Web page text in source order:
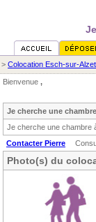
> Colocation Esch-sur-
Bienvenue ,
Je cherche une
Je cherche une chambre
Contacter Pierre
Photo(s) du